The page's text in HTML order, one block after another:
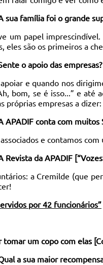
sua família foi o grande
um papel
eles são os primeiros a
o apoio das empresas?
e quando nos
bom, se é isso...” e
empresas a
APADIF conta com muitos
e contamos
Revista da APADIF
a Cremilde (que
por 42 funcionários”
um copo com elas
a sua maior